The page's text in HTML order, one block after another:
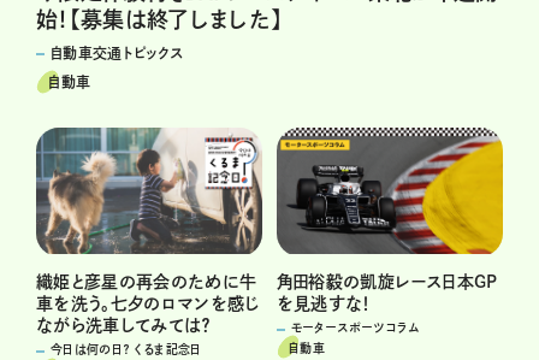
始！【募集は終了しました】
自動車交通トピックス
自動車
織姫と彦星の再会のために牛
車を洗う。七夕のロマンを感じ
ながら洗車してみては？
今日は何の日？ くるま記念日
角田裕毅の凱旋レース日本GP
を見逃すな！
モータースポーツコラム
自動車